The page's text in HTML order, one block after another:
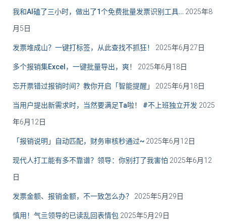
我和AI磕了三小时，做出了1个免费批量发票识别工具… 2025年8
月5日
发票堆成山？一键打标签，从此查找不抓狂！ 2025年6月27日
多个报销集Excel，一键批量导出，爽！ 2025年6月18日
忘开票错过报销时间？教你开启「智能提醒」 2025年6月18日
当用户提出新需求时，当然要满足Ta啦！ #不上班独立开发 2025
年6月12日
「报销说明」自动匹配，财务审核秒通过~ 2025年6月12日
现代人打工能有多不靠谱？领导：你别打了我害怕 2025年6月12
日
发票金额、报销金额，不一致怎么办？ 2025年5月29日
慎用！气亖领导的已读乱回表情包 2025年5月29日